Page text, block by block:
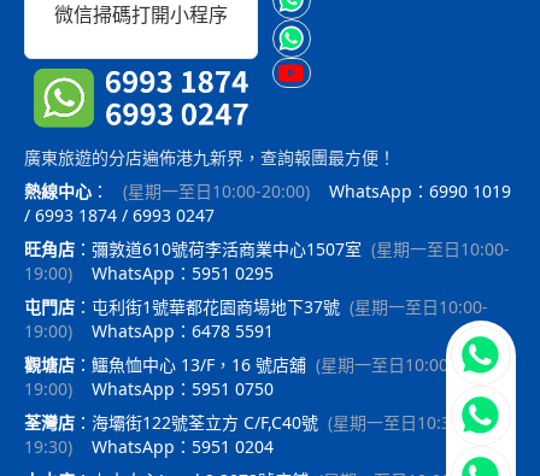
微信掃碼打開小程序
廣東旅遊的分店遍佈港九新界，查詢報團最方便！
熱線中心 ： (星期一至日10:00-20:00)
WhatsApp：6990 1019
/ 6993 1874 / 6993 0247
旺角店 ： 彌敦道610號荷李活商業中心1507室 (星期一至日10:00-
19:00)
WhatsApp：5951 0295
屯門店 ： 屯利街1號華都花園商場地下37號 (星期一至日10:00-
19:00)
WhatsApp：6478 5591
觀塘店 ： 鱷魚恤中心 13/F，16 號店舖 (星期一至日10:00-
19:00)
WhatsApp：5951 0750
荃灣店 ： 海壩街122號荃立方 C/F,C40號 (星期一至日10:30-
19:30)
WhatsApp：5951 0204
立即